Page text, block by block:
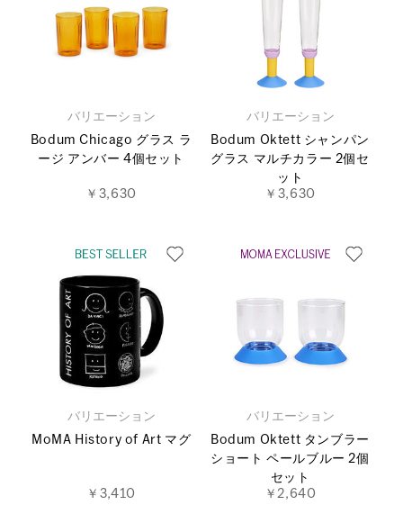
バリエーション
Bodum Chicago グラス ラ
ージ アンバー 4個セット
￥3,630
バリエーション
Bodum Oktett シャンパン
グラス マルチカラー 2個セ
ット
￥3,630
バリエーション
MoMA History of Art マグ
￥3,410
バリエーション
Bodum Oktett タンブラー
ショート ペールブルー 2個
セット
￥2,640